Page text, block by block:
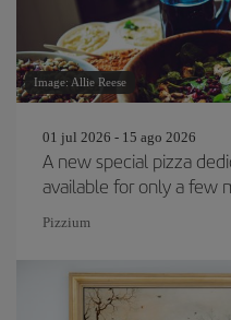
Image: Allie Reese
01 jul 2026 - 15 ago 2026
A new special pizza
available for only a few
Pizzium